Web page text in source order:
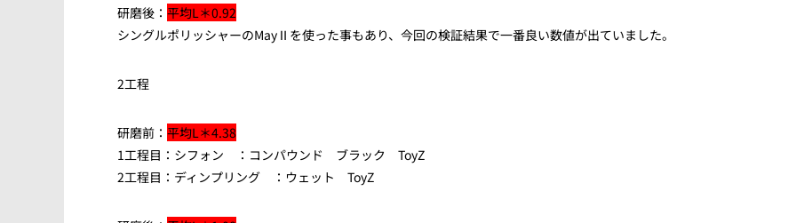
研磨後： 平均L＊0.92
シングルポリッシャーのMayⅡを使った事もあり、今回の検証結果で一番良い数値が出ていました。
2工程
研磨前： 平均L＊4.38
1工程目：シフォン ：コンパウンド ブラック ToyZ
2工程目：ディンプリング ：ウェット ToyZ